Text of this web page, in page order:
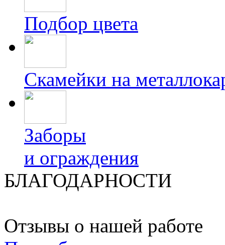
Подбор цвета
Скамейки на
Заборы
и ограждения
БЛАГОДАРНОСТИ
Отзывы о нашей работе